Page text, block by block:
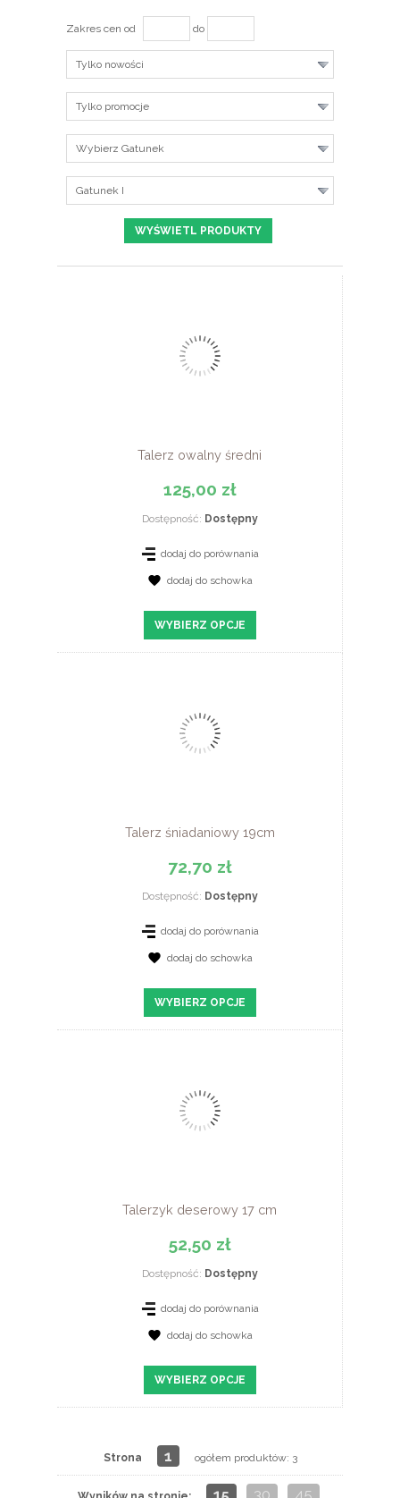
Zakres cen od do
Tylko nowości
Tylko promocje
Wybierz Gatunek
Gatunek I
ZOBACZ SZCZEGÓŁY
Talerz owalny średni
125,00 zł
Dostępność: Dostępny
dodaj do porównania
dodaj do schowka
WYBIERZ OPCJE
Talerz śniadaniowy 19cm
72,70 zł
Dostępność: Dostępny
dodaj do porównania
dodaj do schowka
WYBIERZ OPCJE
Talerzyk deserowy 17 cm
52,50 zł
Dostępność: Dostępny
dodaj do porównania
dodaj do schowka
WYBIERZ OPCJE
Strona 1 ogółem produktów: 3
15 30 45